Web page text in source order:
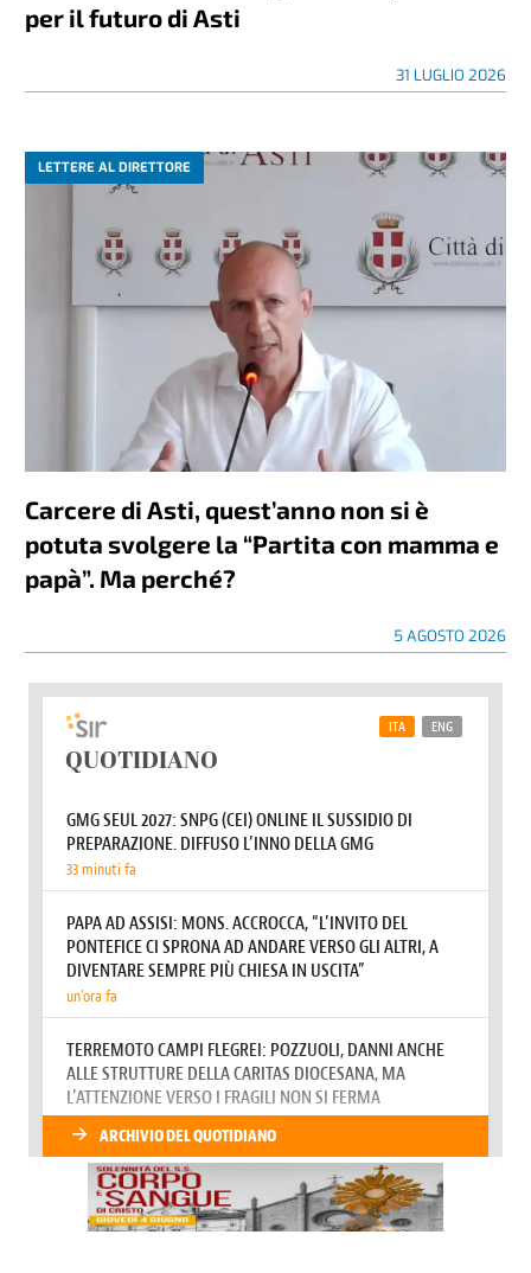
per il futuro di Asti
31 LUGLIO 2026
LETTERE AL DIRETTORE
Carcere di Asti, quest’anno non si è
potuta svolgere la “Partita con mamma e
papà”. Ma perché?
5 AGOSTO 2026